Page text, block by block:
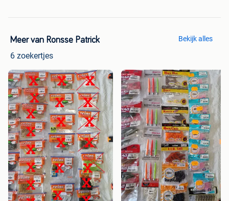
Meer van Ronsse Patrick
6 zoekertjes
Bekijk alles